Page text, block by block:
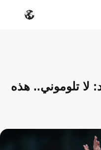
لا تلوموني.. هذه